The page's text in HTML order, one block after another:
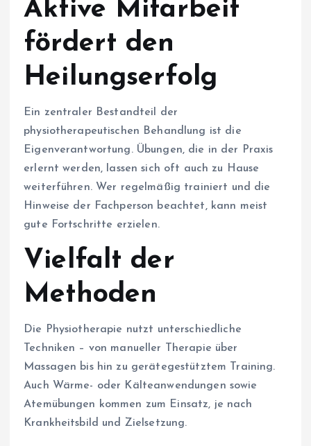
Aktive Mitarbeit
fördert den
Heilungserfolg
Ein zentraler Bestandteil der
physiotherapeutischen Behandlung ist die
Eigenverantwortung. Übungen, die in der Praxis
erlernt werden, lassen sich oft auch zu Hause
weiterführen. Wer regelmäßig trainiert und die
Hinweise der Fachperson beachtet, kann meist
gute Fortschritte erzielen.
Vielfalt der
Methoden
Die Physiotherapie nutzt unterschiedliche
Techniken – von manueller Therapie über
Massagen bis hin zu gerätegestütztem Training.
Auch Wärme- oder Kälteanwendungen sowie
Atemübungen kommen zum Einsatz, je nach
Krankheitsbild und Zielsetzung.